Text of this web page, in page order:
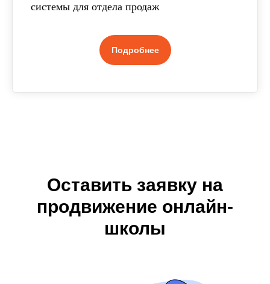
системы для отдела продаж
Подробнее
Оставить заявку на
продвижение онлайн-
школы